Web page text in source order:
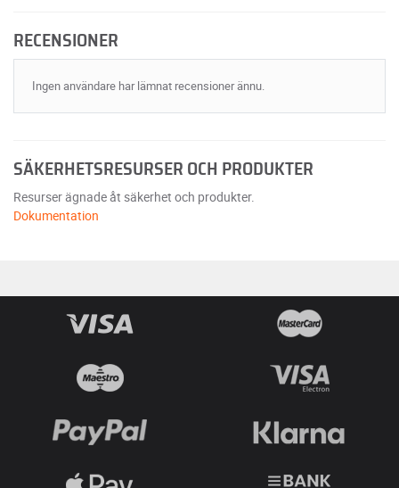
RECENSIONER
Ingen användare har lämnat recensioner ännu.
SÄKERHETSRESURSER OCH PRODUKTER
Resurser ägnade åt säkerhet och produkter.
Dokumentation